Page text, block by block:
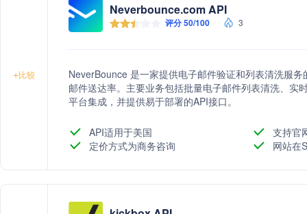
+比较
Neverbounce.com API
评分 50/100 3
NeverBounce 是一家提供电子邮件验证和列表清洗服
邮件送达率。主要业务包括批量电子邮件列表清洗、实
平台集成，并提供易于部署的API接口。
API适用于美国
支持官
定价方式为商务咨询
网站在